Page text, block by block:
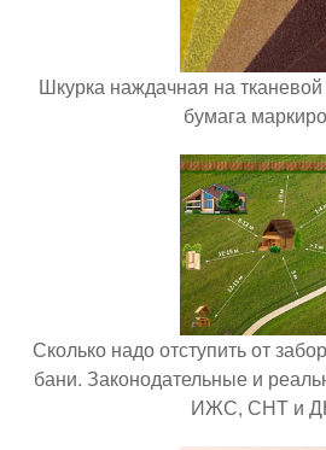
Шкурка наждачная на
бумага
Сколько надо отступить от
бани. Законодательные и
ИЖС, СНТ и